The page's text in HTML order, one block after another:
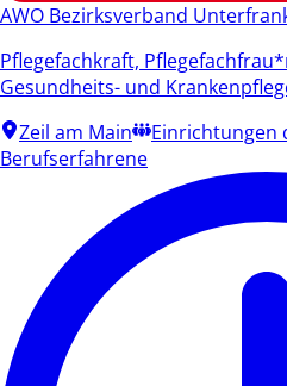
AWO Bezirksverband
Pflegefachkraft,
Gesundheits- und
Zeil am Main
Einrichtungen
Berufserfahrene